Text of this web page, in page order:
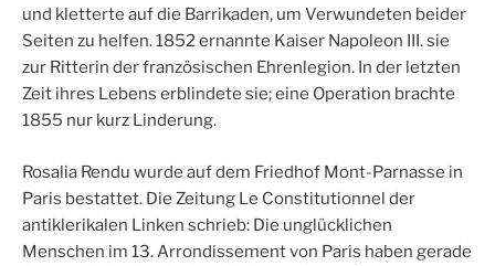
und kletterte auf die Barrikaden, um Verwundeten beider
Seiten zu helfen. 1852 ernannte Kaiser Napoleon III. sie
zur Ritterin der französischen Ehrenlegion. In der letzten
Zeit ihres Lebens erblindete sie; eine Operation brachte
1855 nur kurz Linderung.
Rosalia Rendu wurde auf dem Friedhof Mont-Parnasse in
Paris bestattet. Die Zeitung Le Constitutionnel der
antiklerikalen Linken schrieb: Die unglücklichen
Menschen im 13. Arrondissement von Paris haben gerade